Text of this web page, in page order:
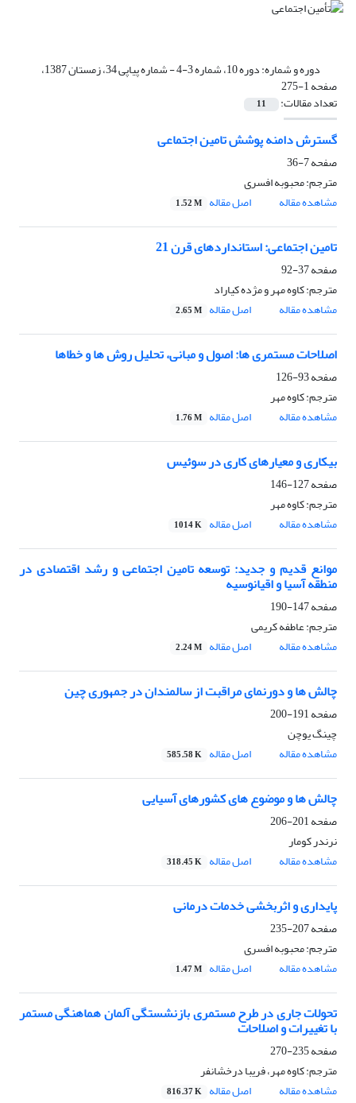
دوره و شماره: دوره 10، شماره 3-4 - شماره پیاپی 34، زمستان 1387،
صفحه 1-275
تعداد مقالات: 11
گسترش دامنه پوشش تامین اجتماعی
صفحه7-36
مترجم: محبوبه افسری
مشاهده مقاله
اصل مقاله 1.52 M
تامین اجتماعی: استانداردهای قرن 21
صفحه37-92
مترجم: کاوه مهر و مژده کیاراد
مشاهده مقاله
اصل مقاله 2.65 M
اصلاحات مستمری ها: اصول و مبانی، تحلیل روش ها و خطاها
صفحه93-126
مترجم: کاوه مهر
مشاهده مقاله
اصل مقاله 1.76 M
بیکاری و معیارهای کاری در سوئیس
صفحه127-146
مترجم: کاوه مهر
مشاهده مقاله
اصل مقاله 1014 K
موانع قدیم و جدید: توسعه تامین اجتماعی و رشد اقتصادی در
منطقه آسیا و اقیانوسیه
صفحه147-190
مترجم: عاطفه کریمی
مشاهده مقاله
اصل مقاله 2.24 M
چالش ها و دورنمای مراقبت از سالمندان در جمهوری چین
صفحه191-200
چینگ یوچن
مشاهده مقاله
اصل مقاله 585.58 K
چالش ها و موضوع های کشورهای آسیایی
صفحه201-206
نرندر کومار
مشاهده مقاله
اصل مقاله 318.45 K
پایداری و اثربخشی خدمات درمانی
صفحه207-235
مترجم: محبوبه افسری
مشاهده مقاله
اصل مقاله 1.47 M
تحولات جاری در طرح مستمری بازنشستگی آلمان هماهنگی مستمر
با تغییرات و اصلاحات
صفحه235-270
مترجم: کاوه مهر، فریبا درخشانفر
مشاهده مقاله
اصل مقاله 816.37 K